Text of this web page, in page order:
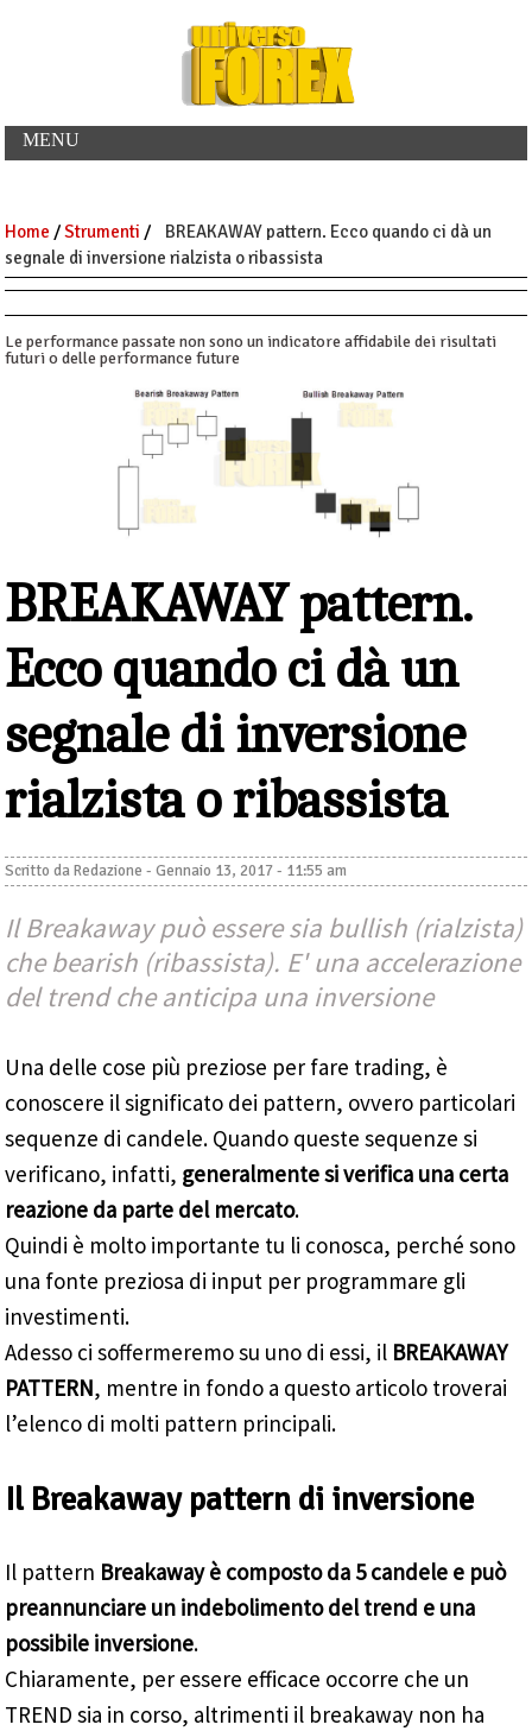
MENU
Home /Strumenti /
BREAKAWAY pattern. Ecco quando ci dà un
segnale di inversione rialzista o ribassista
Le performance passate non sono un indicatore affidabile dei risultati
futuri o delle performance future
BREAKAWAY pattern.
Ecco quando ci dà un
segnale di inversione
rialzista o ribassista
Scritto daRedazione -Gennaio 13, 2017 - 11:55 am
Il Breakaway può essere sia bullish (rialzista)
che bearish (ribassista). E' una accelerazione
del trend che anticipa una inversione
Una delle cose più preziose per fare trading, è
conoscere il significato dei pattern, ovvero particolari
sequenze di candele. Quando queste sequenze si
verificano, infatti, generalmente si verifica una certa
reazione da parte del mercato.
Quindi è molto importante tu li conosca, perché sono
una fonte preziosa di input per programmare gli
investimenti.
Adesso ci soffermeremo su uno di essi, il BREAKAWAY
PATTERN, mentre in fondo a questo articolo troverai
l’elenco di molti pattern principali.
Il Breakaway pattern di inversione
Il pattern Breakaway è composto da 5 candele e può
preannunciare un indebolimento del trend e una
possibile inversione.
Chiaramente, per essere efficace occorre che un
TREND sia in corso, altrimenti il breakaway non ha